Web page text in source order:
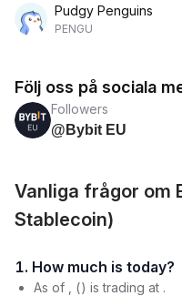
Pudgy Penguins
PENGU
Följ oss på sociala
Followers
@Bybit EU
Vanliga frågor om
Stablecoin)
1. How much is today?
As of , () is trading at .